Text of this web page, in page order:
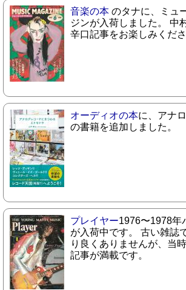
音楽の本 のタナに、ミュ
ジンが入荷しました。 中
辛口記事をお楽しみくださ
オーディオの本に、アナ
の書籍を追加しました。
プレイヤー1976〜1978年
が入荷中です。 古い雑誌
り良くありませんが、当
記事が満載です。